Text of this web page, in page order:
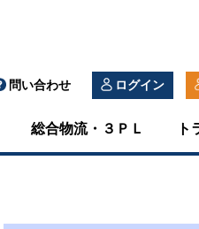
問い合わせ ログイン
総合物流・３ＰＬ ト